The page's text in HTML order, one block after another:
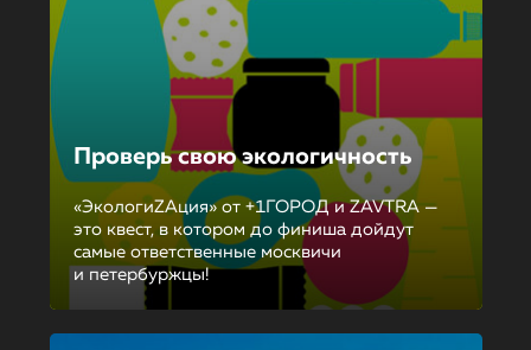
Проверь свою экологичность
«ЭкологиZAция» от +1ГОРОД и ZAVTRA —
это квест, в котором до финиша дойдут
самые ответственные москвичи
и петербуржцы!